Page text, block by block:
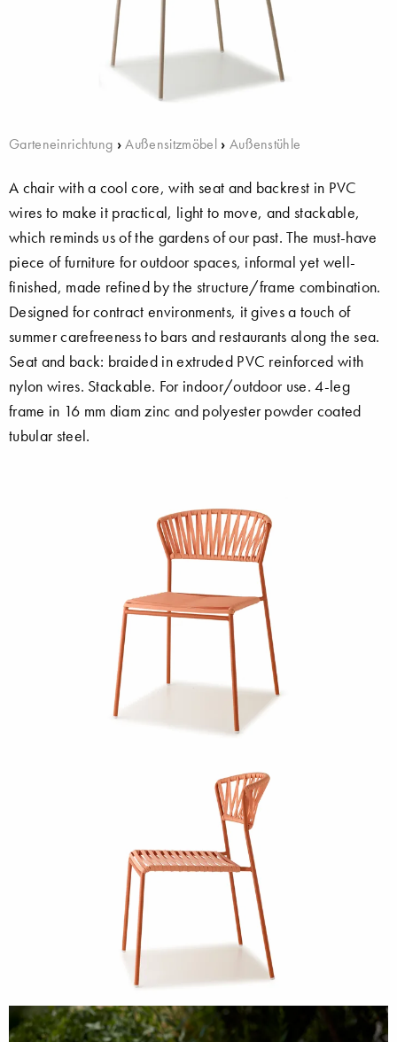
Garteneinrichtung ›Außensitzmöbel› Außenstühle
A chair with a cool core, with seat and backrest in PVC
wires to make it practical, light to move, and stackable,
which reminds us of the gardens of our past. The must-have
piece of furniture for outdoor spaces, informal yet well-
finished, made refined by the structure/frame combination.
Designed for contract environments, it gives a touch of
summer carefreeness to bars and restaurants along the sea.
Seat and back: braided in extruded PVC reinforced with
nylon wires. Stackable. For indoor/outdoor use. 4-leg
frame in 16 mm diam zinc and polyester powder coated
tubular steel.